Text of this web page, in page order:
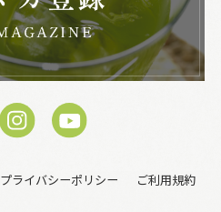
プライバシーポリシー ご利用規約